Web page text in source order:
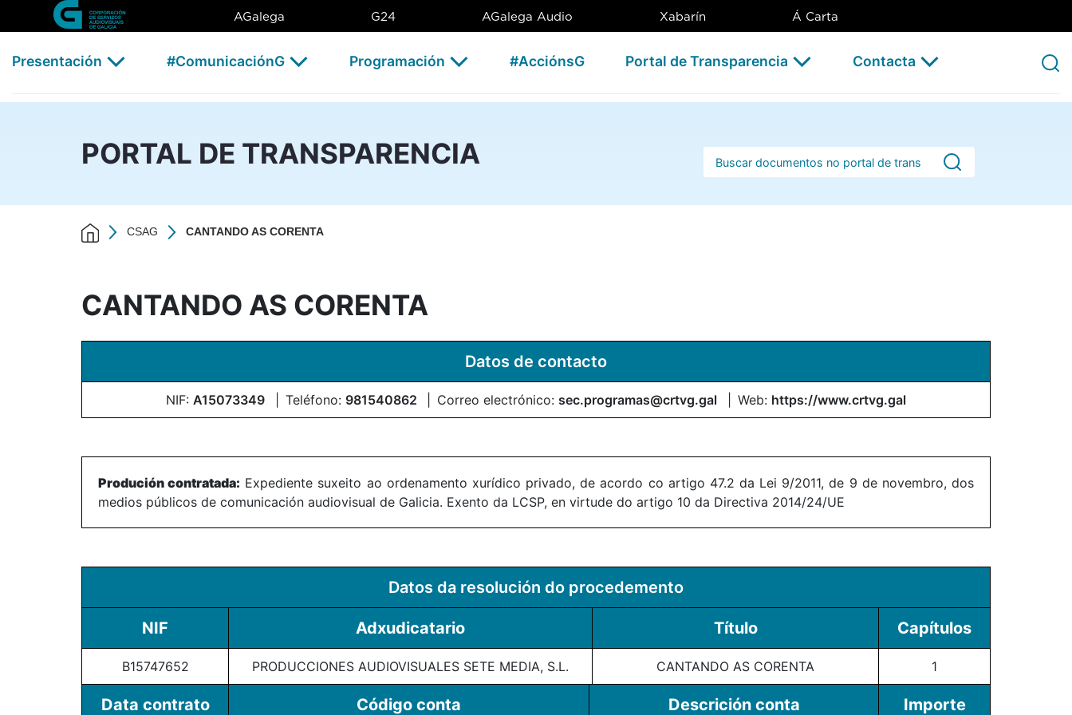
Skip to Main Content
CANTANDO AS CORENTA - CSAG
AGalega G24 AGalega Audio Xabarín Á Carta
Presentación #ComunicaciónG Programación #AcciónsG Portal de Transparencia Contacta
PORTAL DE TRANSPARENCIA Barra de busca
CSAG CANTANDO AS CORENTA
CANTANDO AS CORENTA
Datos de contacto
NIF: A15073349 Teléfono: 981540862 Correo electrónico: sec.programas@crtvg.gal Web: https://www.crtvg.gal
Produción contratada: Expediente suxeito ao ordenamento xurídico privado, de acordo co artigo 47.2 da Lei 9/2011, de 9 de novembro, dos
medios públicos de comunicación audiovisual de Galicia. Exento da LCSP, en virtude do artigo 10 da Directiva 2014/24/UE
Datos da resolución do procedemento
NIF Adxudicatario Título Capítulos
B15747652 PRODUCCIONES AUDIOVISUALES SETE MEDIA, S.L. CANTANDO AS CORENTA 1
Data contrato Código conta Descrición conta Importe